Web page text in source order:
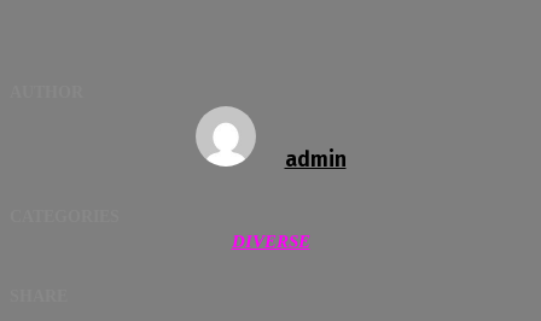
admin
DIVERSE